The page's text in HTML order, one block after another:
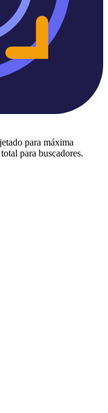
para máxima
para buscadores.